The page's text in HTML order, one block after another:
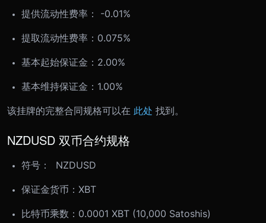
提供流动性费率： -0.01%
提取流动性费率：0.075%
基本起始保证金：2.00%
基本维持保证金：1.00%
该挂牌的完整合同规格可以在 此处 找到。
NZDUSD 双币合约规格
符号： NZDUSD
保证金货币：XBT
比特币乘数：0.0001 XBT (10,000 Satoshis)